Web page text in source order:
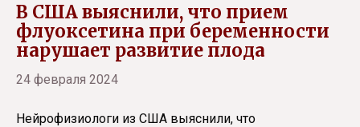
В США выяснили, что прием
флуоксетина при беременности
нарушает развитие плода
24 февраля 2024
Нейрофизиологи из США выяснили, что